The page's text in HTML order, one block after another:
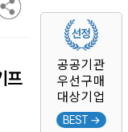
공공기관
우선구매
대상기업
BEST →
프